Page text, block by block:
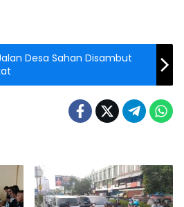
Desa Sahan Disambut